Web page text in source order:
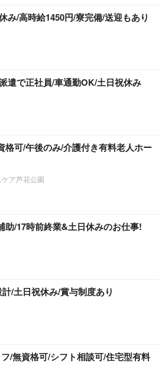
み/高時給1450円/寮完備/送迎もあり
遣で正社員/車通勤OK/土日祝休み
格可/午後のみ/介護付き有料老人ホー
ア芦花公園
助/17時前終業&土日休みのお仕事!
/土日祝休み/賞与制度あり
/無資格可/シフト相談可/住宅型有料